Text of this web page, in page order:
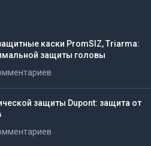
каски PromSIZ, Triarma:
защиты головы
защиты Dupont: защита от